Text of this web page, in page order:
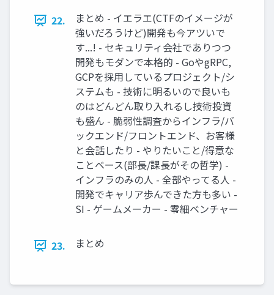
22.
まとめ - イエラエ(CTFのイメージが
強いだろうけど)開発も今アツいで
す...! - セキュリティ会社でありつつ
開発もモダンで本格的 - GoやgRPC,
GCPを採用しているプロジェクト/シ
ステムも - 技術に明るいので良いも
のはどんどん取り入れるし技術投資
も盛ん - 脆弱性調査からインフラ/バ
ックエンド/フロントエンド、お客様
と会話したり - やりたいこと/得意な
ことベース(部長/課長がその哲学) -
インフラのみの人 - 全部やってる人 -
開発でキャリア歩んできた方も多い -
SI - ゲームメーカー - 零細ベンチャー
23. まとめ